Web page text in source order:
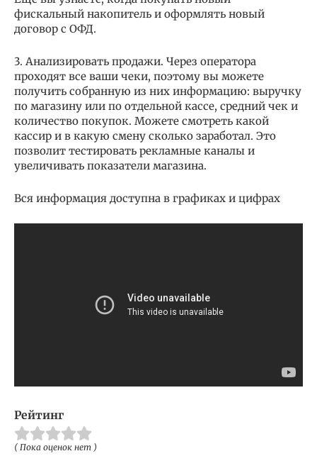
фискальный накопитель и оформлять новый
договор с ОФД.
3. Анализировать продажи. Через оператора
проходят все ваши чеки, поэтому вы можете
получить собранную из них информацию: выручку
по магазину или по отдельной кассе, средний чек и
количество покупок. Можете смотреть какой
кассир и в какую смену сколько заработал. Это
позволит тестировать рекламные каналы и
увеличивать показатели магазина.
Вся информация доступна в графиках и цифрах
Рейтинг
( Пока оценок нет )